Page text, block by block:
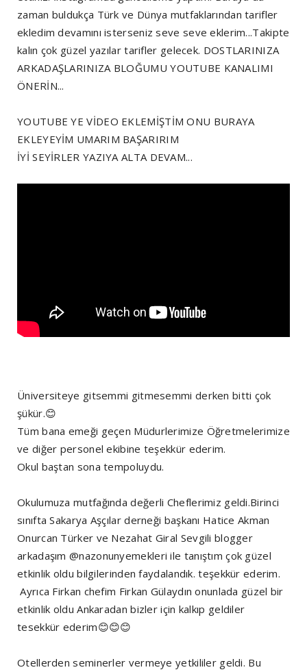
zaman buldukça Türk ve Dünya mutfaklarından tarifler
ekledim devamını isterseniz seve seve eklerim...Takipte
kalın çok güzel yazılar tarifler gelecek. DOSTLARINIZA
ARKADAŞLARINIZA BLOĞUMU YOUTUBE KANALIMI
ÖNERİN...
YOUTUBE YE VİDEO EKLEMİŞTİM ONU BURAYA
EKLEYEYİM UMARIM BAŞARIRIM
İYİ SEYİRLER YAZIYA ALTA DEVAM...
Üniversiteye gitsemmi gitmesemmi derken bitti çok
şükür.😊
Tüm bana emeği geçen Müdurlerimize Öğretmelerimize
ve diğer personel ekibine teşekkür ederim.
Okul baştan sona tempoluydu.
Okulumuza mutfağında değerli Cheflerimiz geldi.Birinci
sınıfta Sakarya Aşçılar derneği başkanı Hatice Akman
Onurcan Türker ve Nezahat Giral Sevgili blogger
arkadaşım @nazonunyemekleri ile tanıştım çok güzel
etkinlik oldu bilgilerinden faydalandık. teşekkür ederim.
Ayrıca Firkan chefim Firkan Gülaydın onunlada güzel bir
etkinlik oldu Ankaradan bizler için kalkıp geldiler
tesekkür ederim😊😊😊
Otellerden seminerler vermeye yetkililer geldi. Bu